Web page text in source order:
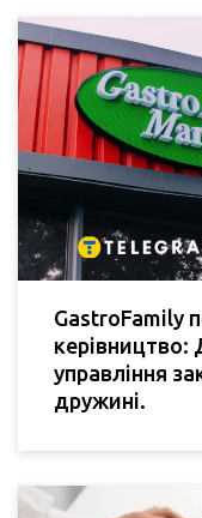
GastroFamily
управління
дружині.